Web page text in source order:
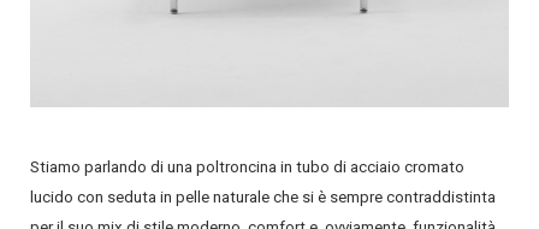
Stiamo parlando di una poltroncina in tubo di acciaio cromato
lucido con seduta in pelle naturale che si è sempre contraddistinta